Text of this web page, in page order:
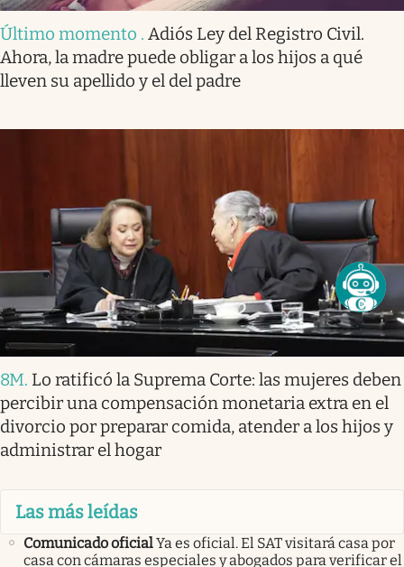
Último momento . Adiós Ley del Registro Civil.
Ahora, la madre puede obligar a los hijos a qué
lleven su apellido y el del padre
8M. Lo ratificó la Suprema Corte: las mujeres deben
percibir una compensación monetaria extra en el
divorcio por preparar comida, atender a los hijos y
administrar el hogar
Las más leídas
Comunicado oficialYa es oficial. El SAT visitará casa por
casa con cámaras especiales y abogados para verificar el